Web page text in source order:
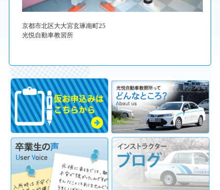
京都市北区大大宮玄琢南町25
光悦自動車教習所